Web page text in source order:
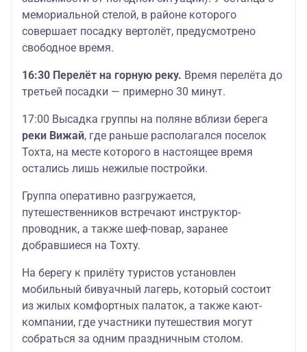
мемориальной стелой, в районе которого
совершает посадку вертолёт, предусмотрено
свободное время.
16:30 Перелёт на горную реку. Время перелёта до
третьей посадки — примерно 30 минут.
17:00 Высадка группы на поляне вблизи берега
реки Вижай, где раньше располагался поселок
Тохта, на месте которого в настоящее время
остались лишь нежилые постройки.
Группа оперативно разгружается,
путешественников встречают инструктор-
проводник, а также шеф-повар, заранее
добравшиеся на Тохту.
На берегу к прилёту туристов установлен
мобильный бивуачный лагерь, который состоит
из жилых комфортных палаток, а также кают-
компании, где участники путешествия могут
собраться за одним праздничным столом.